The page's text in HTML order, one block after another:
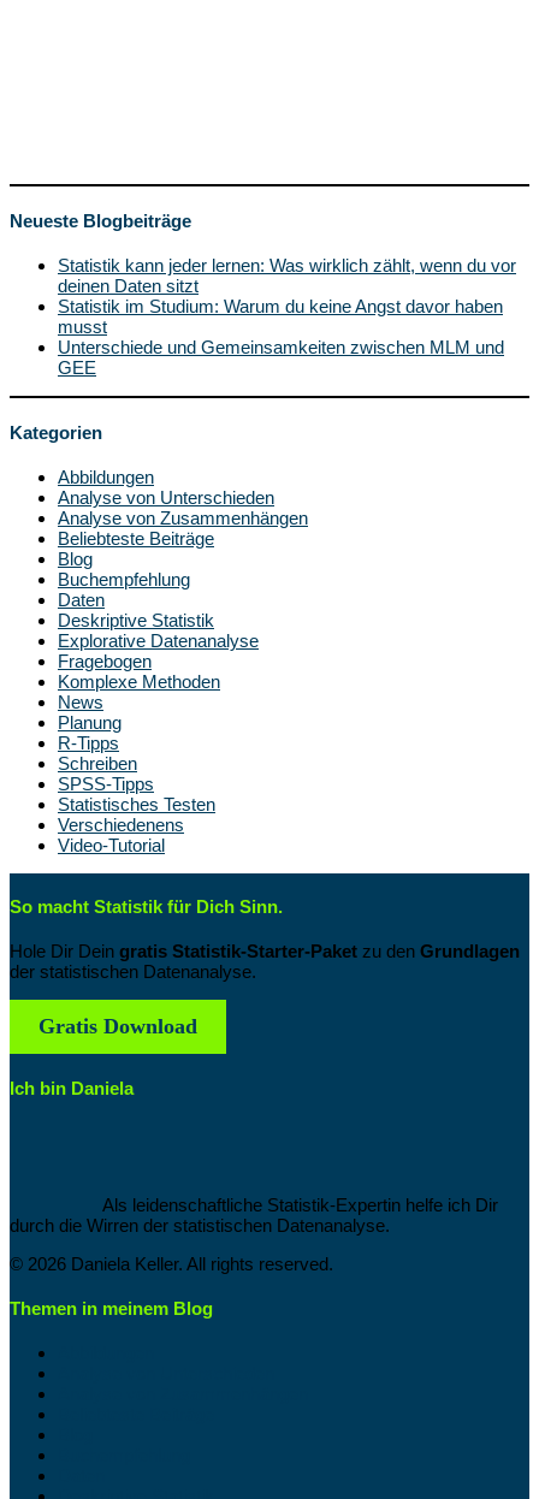
Neueste Blogbeiträge
Statistik kann jeder lernen: Was wirklich zählt, wenn du vor
deinen Daten sitzt
Statistik im Studium: Warum du keine Angst davor haben
musst
Unterschiede und Gemeinsamkeiten zwischen MLM und
GEE
Kategorien
Abbildungen
Analyse von Unterschieden
Analyse von Zusammenhängen
Beliebteste Beiträge
Blog
Buchempfehlung
Daten
Deskriptive Statistik
Explorative Datenanalyse
Fragebogen
Komplexe Methoden
News
Planung
R-Tipps
Schreiben
SPSS-Tipps
Statistisches Testen
Verschiedenens
Video-Tutorial
So macht Statistik für Dich Sinn.
Hole Dir Dein gratis Statistik-Starter-Paket zu den Grundlagen
der statistischen Datenanalyse.
Gratis Download
Ich bin Daniela
Als leidenschaftliche Statistik-Expertin helfe ich Dir
durch die Wirren der statistischen Datenanalyse.
© 2026 Daniela Keller. All rights reserved.
Themen in meinem Blog